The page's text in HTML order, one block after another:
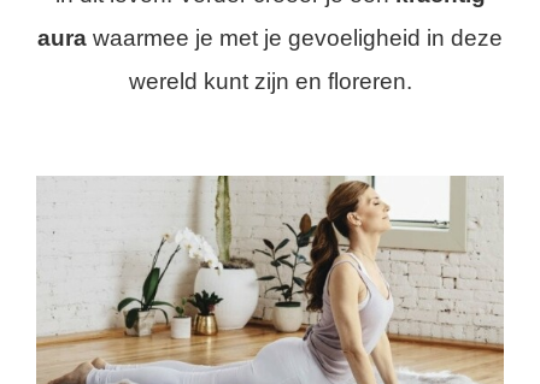
aura waarmee je met je gevoeligheid in deze
wereld kunt zijn en floreren.